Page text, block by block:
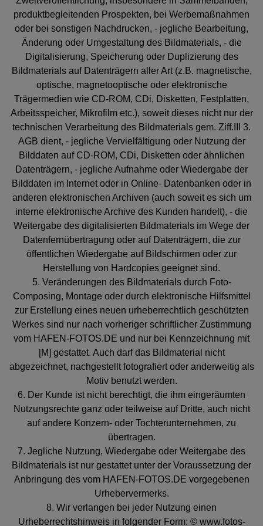
produktbegleitenden Prospekten, bei Werbemaßnahmen
oder bei sonstigen Nachdrucken, - jegliche Bearbeitung,
Änderung oder Umgestaltung des Bildmaterials, - die
Digitalisierung, Speicherung oder Duplizierung des
Bildmaterials auf Datenträgern aller Art (z.B. magnetische,
optische, magnetooptische oder elektronische
Trägermedien wie CD-ROM, CDi, Disketten, Festplatten,
Arbeitsspeicher, Mikrofilm etc.), soweit dieses nicht nur der
technischen Verarbeitung des Bildmaterials gem. Ziff.III 3.
AGB dient, - jegliche Vervielfältigung oder Nutzung der
Bilddaten auf CD-ROM, CDi, Disketten oder ähnlichen
Datenträgern, - jegliche Aufnahme oder Wiedergabe der
Bilddaten im Internet oder in Online- Datenbanken oder in
anderen elektronischen Archiven (auch soweit es sich um
interne elektronische Archive des Kunden handelt), - die
Weitergabe des digitalisierten Bildmaterials im Wege der
Datenfernübertragung oder auf Datenträgern, die zur
öffentlichen Wiedergabe auf Bildschirmen oder zur
Herstellung von Hardcopies geeignet sind.
5. Veränderungen des Bildmaterials durch Foto-
Composing, Montage oder durch elektronische Hilfsmittel
zur Erstellung eines neuen urheberrechtlich geschützten
Werkes sind nur nach vorheriger schriftlicher Zustimmung
vom HAFEN-FOTOS.DE und nur bei Kennzeichnung mit
[M] gestattet. Auch darf das Bildmaterial nicht
abgezeichnet, nachgestellt fotografiert oder anderweitig als
Motiv benutzt werden.
6. Der Kunde ist nicht berechtigt, die ihm eingeräumten
Nutzungsrechte ganz oder teilweise auf Dritte, auch nicht
auf andere Konzern- oder Tochterunternehmen, zu
übertragen.
7. Jegliche Nutzung, Wiedergabe oder Weitergabe des
Bildmaterials ist nur gestattet unter der Voraussetzung der
Anbringung des vom HAFEN-FOTOS.DE vorgegebenen
Urhebervermerks.
8. Wir verlangen bei jeder Nutzung einen
Urheberrechtshinweis in folgender Form: © www.fotos-